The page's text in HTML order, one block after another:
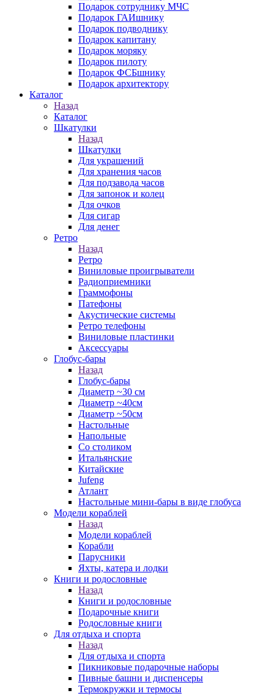
Подарок сотруднику МЧС
Подарок ГАИшнику
Подарок подводнику
Подарок капитану
Подарок моряку
Подарок пилоту
Подарок ФСБшнику
Подарок архитектору
Каталог
Назад
Каталог
Шкатулки
Назад
Шкатулки
Для украшений
Для хранения часов
Для подзавода часов
Для запонок и колец
Для очков
Для сигар
Для денег
Ретро
Назад
Ретро
Виниловые проигрыватели
Радиоприемники
Граммофоны
Патефоны
Акустические системы
Ретро телефоны
Виниловые пластинки
Аксессуары
Глобус-бары
Назад
Глобус-бары
Диаметр ~30 см
Диаметр ~40см
Диаметр ~50см
Настольные
Напольные
Со столиком
Итальянские
Китайские
Jufeng
Атлант
Настольные мини-бары в виде глобуса
Модели кораблей
Назад
Модели кораблей
Корабли
Парусники
Яхты, катера и лодки
Книги и родословные
Назад
Книги и родословные
Подарочные книги
Родословные книги
Для отдыха и спорта
Назад
Для отдыха и спорта
Пикниковые подарочные наборы
Пивные башни и диспенсеры
Термокружки и термосы